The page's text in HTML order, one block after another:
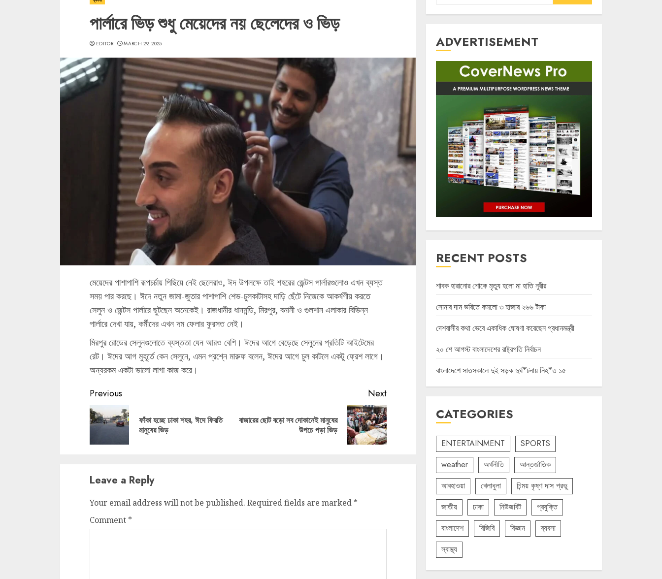
পার্লারে ভিড় শুধু মেয়েদের নয় ছেলেদের ও ভিড়
EDITOR MARCH 29, 2025
মেয়েদের পাশাপাশি রূপচর্চায় পিছিয়ে নেই ছেলেরাও, ঈদ উপলক্ষে তাই শহরের জেন্টস পার্লারগুলোও এখন ব্যস্ত
সময় পার করছে। ঈদে নতুন জামা-জুতার পাশাপাশি শেভ-চুলকাটাসহ দাড়ি ছেঁটে নিজেকে আকর্ষণীয় করতে
সেলুন ও জেন্টস পার্লারে ছুটছেন অনেকেই। রাজধানীর ধানমন্ডি, মিরপুর, বনানী ও গুলশান এলাকার বিভিন্ন
পার্লারে দেখা যায়, কর্মীদের এখন দম ফেলার ফুরসত নেই।
মিরপুর রোডের সেলুনগুলোতে ব্যস্ততা যেন আরও বেশি। ঈদের আগে বেড়েছে সেলুনের প্রতিটি আইটেমের
রেট। ঈদের আগ মুহূর্তে কেন সেলুনে, এমন প্রশ্নে মারুফ বলেন, ঈদের আগে চুল কাটলে একটু ফ্রেশ লাগে।
অন্যরকম একটা ভালো লাগা কাজ করে।
Continue
Reading
Previous
Previous
ফাঁকা হচ্ছে ঢাকা শহর, ঈদে ফিরতি
মানুষের ভিড়
Next
Next
বাজারের ছোট বড়ো সব দোকানেই মানুষের
উপচে পড়া ভিড়
Leave a Reply
Your email address will not be published. Required fields are marked *
Comment *
for:
ADVERTISEMENT
RECENT POSTS
শাবক হারানোর শোকে মৃত্যু হলো মা হাতি নূরীর
সোনার দাম ভরিতে কমলো ৩ হাজার ২৬৬ টাকা
দেশবাসীর কথা ভেবে একাধিক ঘোষণা করেছেন প্রধানমন্ত্রী
২০ শে আগস্ট বাংলাদেশের রাষ্ট্রপতি নির্বাচন
বাংলাদেশে সাতসকালে দুই সড়ক দুর্ঘ*টনায় নিহ*ত ১৫
CATEGORIES
ENTERTAINMENT
SPORTS
weather
অর্থনীতি
আন্তর্জাতিক
আবহাওয়া
খেলাধুলা
চিন্ময় কৃষ্ণ দাস প্রভু
জাতীয়
ঢাকা নিউজবিট
প্রযুক্তি
বাংলাদেশ
বিজিবি বিজ্ঞান
ব্যবসা
স্বাস্থ্য